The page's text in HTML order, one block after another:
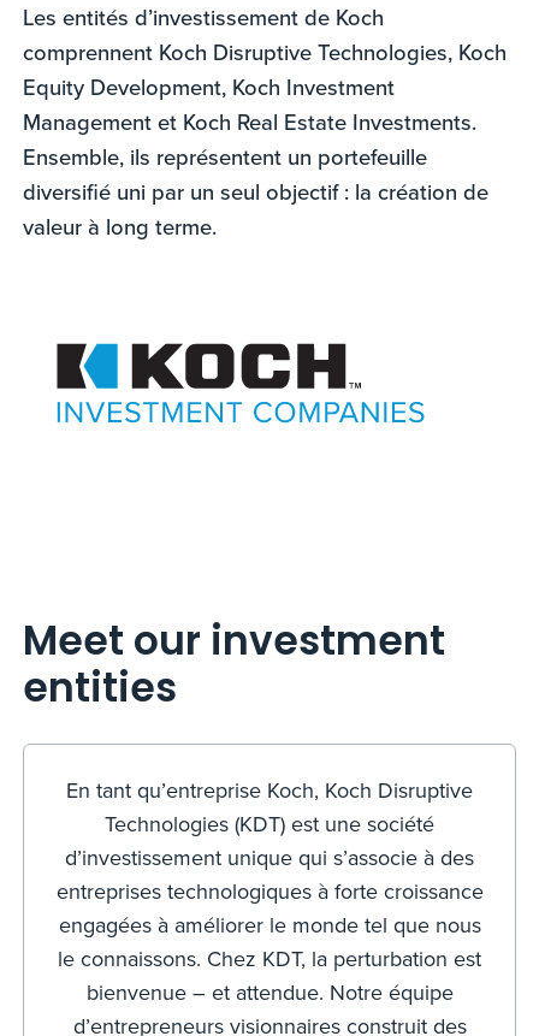
Les entités d’investissement de Koch
comprennent Koch Disruptive Technologies, Koch
Equity Development, Koch Investment
Management et Koch Real Estate Investments.
Ensemble, ils représentent un portefeuille
diversifié uni par un seul objectif : la création de
valeur à long terme.
Meet our investment
entities
En tant qu’entreprise Koch, Koch Disruptive
Technologies (KDT) est une société
d’investissement unique qui s’associe à des
entreprises technologiques à forte croissance
engagées à améliorer le monde tel que nous
le connaissons. Chez KDT, la perturbation est
bienvenue – et attendue. Notre équipe
d’entrepreneurs visionnaires construit des